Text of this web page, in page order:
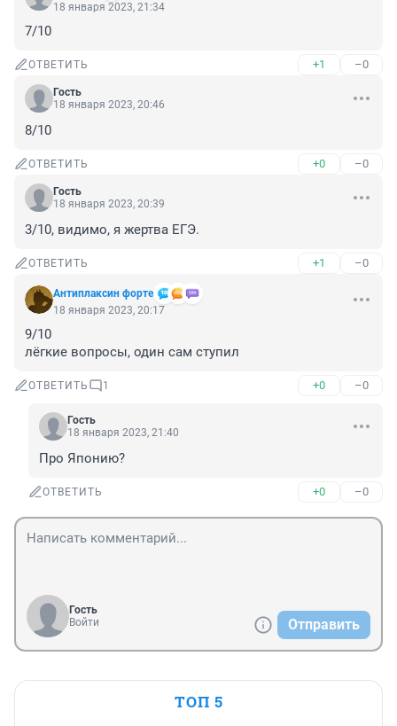
18 января 2023, 21:34
7/10
ОТВЕТИТЬ +1 –0
Гость
18 января 2023, 20:46
8/10
ОТВЕТИТЬ +0 –0
Гость
18 января 2023, 20:39
3/10, видимо, я жертва ЕГЭ.
ОТВЕТИТЬ +1 –0
Антиплаксин форте
18 января 2023, 20:17
9/10
лёгкие вопросы, один сам ступил
ОТВЕТИТЬ 1 +0 –0
Гость
18 января 2023, 21:40
Про Японию?
ОТВЕТИТЬ +0 –0
Гость
Войти
Отправить
ТОП 5